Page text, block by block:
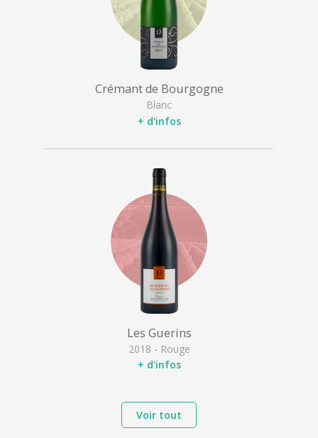
Crémant de Bourgogne
Blanc
+ d'infos
Les Guerins
2018 - Rouge
+ d'infos
Voir tout